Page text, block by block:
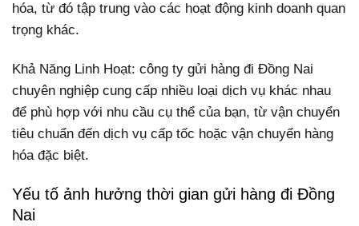
hóa, từ đó tập trung vào các hoạt động kinh doanh quan
trọng khác.
Khả Năng Linh Hoạt: công ty gửi hàng đi Đồng Nai
chuyên nghiệp cung cấp nhiều loại dịch vụ khác nhau
để phù hợp với nhu cầu cụ thể của bạn, từ vận chuyển
tiêu chuẩn đến dịch vụ cấp tốc hoặc vận chuyển hàng
hóa đặc biệt.
Yếu tố ảnh hưởng thời gian gửi hàng đi Đồng
Nai